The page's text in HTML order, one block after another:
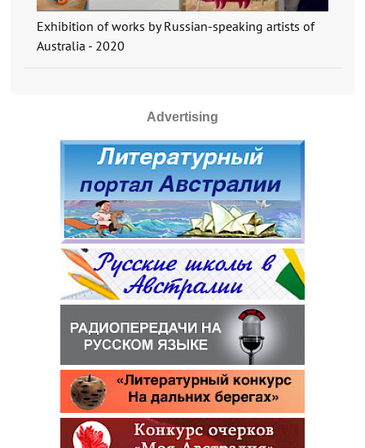
Exhibition of works by Russian-speaking artists of
Australia - 2020
Advertising